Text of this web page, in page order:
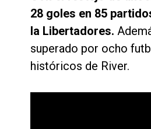
28 goles en 85
la Libertadores.
superado por ocho
históricos de River.